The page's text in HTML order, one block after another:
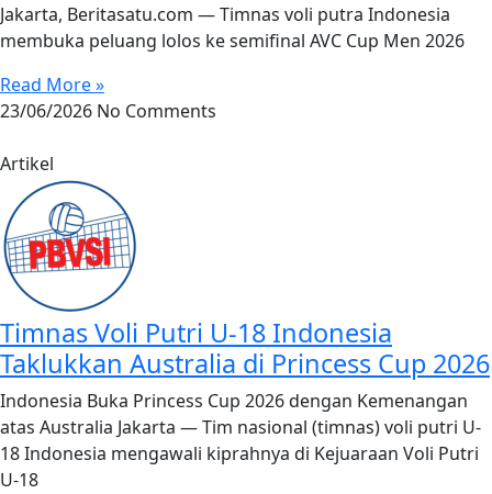
Jakarta, Beritasatu.com — Timnas voli putra Indonesia
membuka peluang lolos ke semifinal AVC Cup Men 2026
Read More »
23/06/2026 No Comments
Artikel
Timnas Voli Putri U-18 Indonesia
Taklukkan Australia di Princess Cup 2026
Indonesia Buka Princess Cup 2026 dengan Kemenangan
atas Australia Jakarta — Tim nasional (timnas) voli putri U-
18 Indonesia mengawali kiprahnya di Kejuaraan Voli Putri
U-18